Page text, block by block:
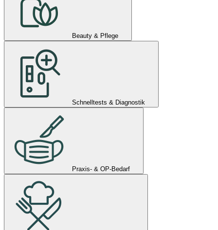
Beauty & Pflege
Schnelltests & Diagnostik
Praxis- & OP-Bedarf